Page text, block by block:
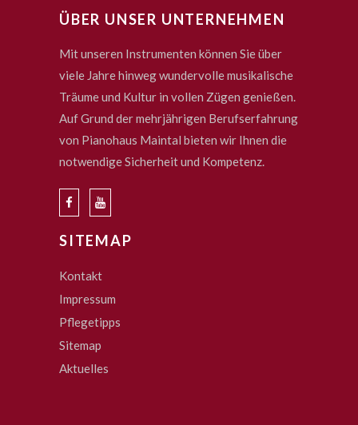
ÜBER UNSER UNTERNEHMEN
Mit unseren Instrumenten können Sie über
viele Jahre hinweg wundervolle musikalische
Träume und Kultur in vollen Zügen genießen.
Auf Grund der mehrjährigen Berufserfahrung
von Pianohaus Maintal bieten wir Ihnen die
notwendige Sicherheit und Kompetenz.
SITEMAP
Kontakt
Impressum
Pflegetipps
Sitemap
Aktuelles